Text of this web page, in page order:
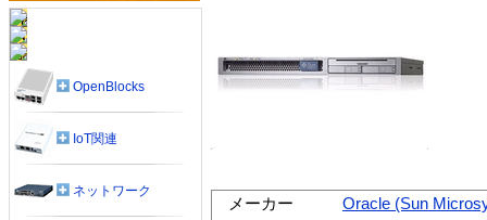
メーカー
Oracle (Sun
OpenBlocks
IoT関連
ネットワーク